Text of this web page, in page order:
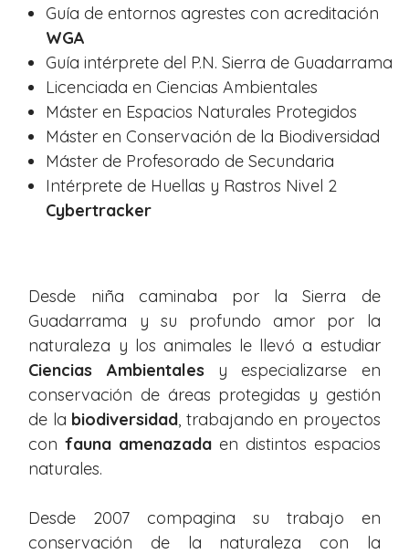
Guía de entornos agrestes con acreditación
WGA
Guía intérprete del P.N. Sierra de Guadarrama
Licenciada en Ciencias Ambientales
Máster en Espacios Naturales Protegidos
Máster en Conservación de la Biodiversidad
Máster de Profesorado de Secundaria
Intérprete de Huellas y Rastros Nivel 2
Cybertracker
Desde niña caminaba por la Sierra de
Guadarrama y su profundo amor por la
naturaleza y los animales le llevó a estudiar
Ciencias Ambientales y especializarse en
conservación de áreas protegidas y gestión
de la biodiversidad , trabajando en proyectos
confauna amenazada en distintos espacios
naturales.
Desde 2007 compagina su trabajo en
conservación de la naturaleza con la